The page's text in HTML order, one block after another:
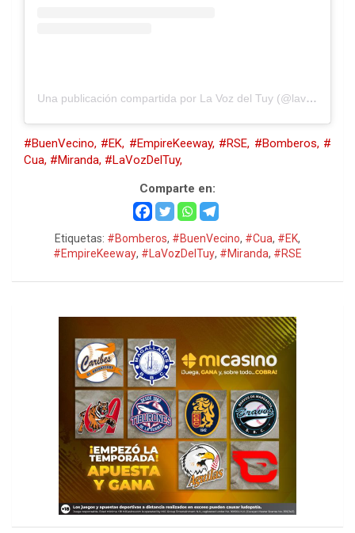
Una publicación compartida por La Voz del Tuy (@lavozdeltuy)
#BuenVecino, #EK, #EmpireKeeway, #RSE, #Bomberos, #
Cua, #Miranda, #LaVozDelTuy,
Comparte en:
Etiquetas: #Bomberos, #BuenVecino, #Cua, #EK,
#EmpireKeeway, #LaVozDelTuy, #Miranda, #RSE